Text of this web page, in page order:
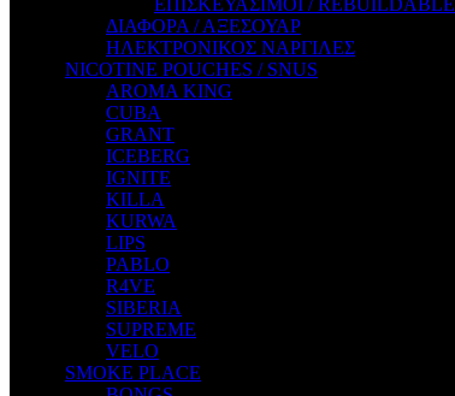
THE SMOKER'S CLUB
TIKI MAHU
TWIST
VAPE NOVA
VGOD
WILD ZOO
YETI
ZEUS JUICE
ΕΠΙΣΚΕΥΑΣΙΜΟΙ / REBUILDABLE
ΔΙΑΦΟΡΑ / ΑΞΕΣΟΥΑΡ
ΗΛΕΚΤΡΟΝΙΚΟΣ ΝΑΡΓΙΛΕΣ
NICOTINE POUCHES / SNUS
AROMA KING
CUBA
GRANT
ICEBERG
IGNITE
KILLA
KURWA
LIPS
PABLO
R4VE
SIBERIA
SUPREME
VELO
SMOKE PLACE